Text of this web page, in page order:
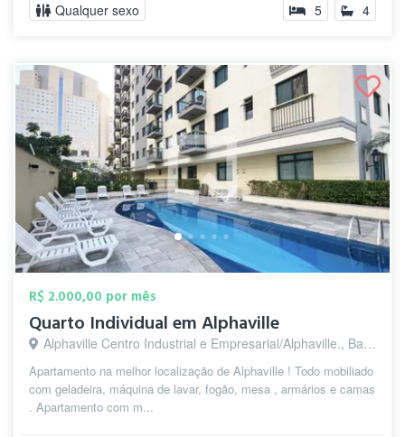
Qualquer sexo 5 4
R$ 2.000,00 por mês
Quarto Individual em Alphaville
Alphaville Centro Industrial e Empresarial/Alphaville., Barueri - SP
Apartamento na melhor localização de Alphaville ! Todo mobiliado
com geladeira, máquina de lavar, fogão, mesa , armários e camas
. Apartamento com m...